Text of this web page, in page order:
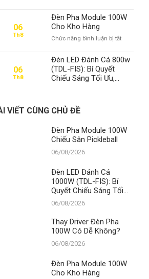
Driver
Đèn
100W
Dễ
06
Th8
Đèn Pha Module 100W
Cho Kho Hàng
Chức năng bình luận bị tắtở
Pha
Module
06
Th8
Đèn LED Đánh Cá 800w
(TDL-FIS): Bí Quyết
Chiếu Sáng Tối Ưu,
VIẾT CÙNG CHỦ ĐỀ
Đèn Pha Module 100W
Chiếu Sân Pickleball
06/08/2026
Đèn LED Đánh Cá
1000W (TDL-FIS): Bí
Quyết Chiếu Sáng Tối
Ưu, Khẳng Định Vị Thế
Số 1 Thanh Đạt LED
06/08/2026
Thay Driver Đèn Pha
100W Có Dễ Không?
06/08/2026
Đèn Pha Module 100W
Cho Kho Hàng